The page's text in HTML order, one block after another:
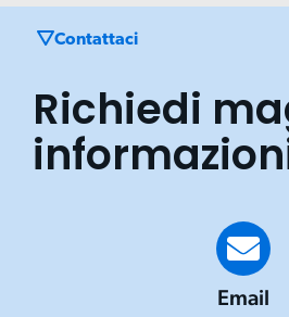
Contattaci
Richiedi
Email